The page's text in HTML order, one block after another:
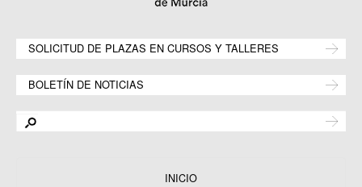
SOLICITUD DE PLAZAS EN CURSOS Y TALLERES
BOLETÍN DE NOTICIAS
INICIO